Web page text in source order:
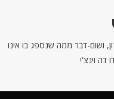
ושום-דבר ממה שנספג בו אינו
דה וינצ'י